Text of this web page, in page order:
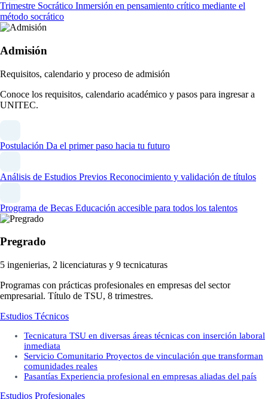
Trimestre Socrático Inmersión en pensamiento crítico mediante el
método socrático
Admisión
Requisitos, calendario y proceso de admisión
Conoce los requisitos, calendario académico y pasos para ingresar a
UNITEC.
Postulación Da el primer paso hacia tu futuro
Análisis de Estudios Previos Reconocimiento y validación de títulos
Programa de Becas Educación accesible para todos los talentos
Pregrado
5 ingenierias, 2 licenciaturas y 9 tecnicaturas
Programas con prácticas profesionales en empresas del sector
empresarial. Título de TSU, 8 trimestres.
Estudios Técnicos
Tecnicatura TSU en diversas áreas técnicas con inserción laboral
inmediata
Servicio Comunitario Proyectos de vinculación que transforman
comunidades reales
Pasantías Experiencia profesional en empresas aliadas del país
Estudios Profesionales